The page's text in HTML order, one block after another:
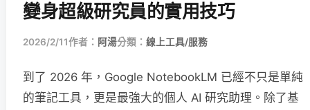
變身超級研究員的實用技巧
2026/2/11作者： 阿湯分類： 線上工具/服務
到了 2026 年，Google NotebookLM 已經不只是單純
的筆記工具，更是最強大的個人 AI 研究助理。除了基